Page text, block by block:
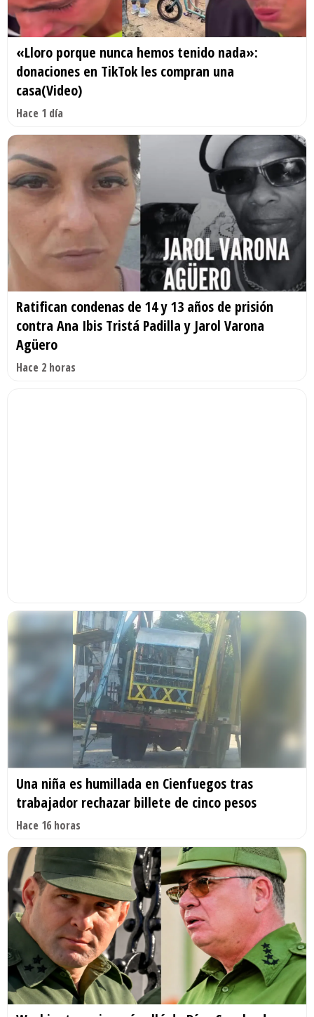
«Lloro porque nunca hemos tenido nada»:
donaciones en TikTok les compran una
casa(Video)
Hace 1 día
Ratifican condenas de 14 y 13 años de prisión
contra Ana Ibis Tristá Padilla y Jarol Varona
Agüero
Hace 2 horas
Una niña es humillada en Cienfuegos tras
trabajador rechazar billete de cinco pesos
Hace 16 horas